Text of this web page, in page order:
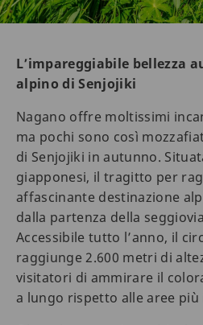
L’impareggiabile bellezza
alpino di Senjojiki
Nagano offre moltissimi
ma pochi sono così
di Senjojiki in autunno.
giapponesi, il tragitto per
affascinante destinazione
dalla partenza della
Accessibile tutto l’anno, il
raggiunge 2.600 metri di
visitatori di ammirare il
a lungo rispetto alle aree più